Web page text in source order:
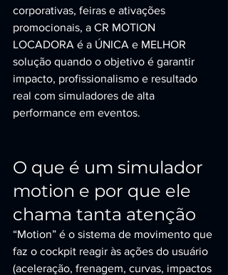
corporativas, feiras e ativações
promocionais, a CR MOTION
LOCADORA é a ÚNICA e MELHOR
solução quando o objetivo é garantir
impacto, profissionalismo e resultado
real com simuladores de alta
performance em eventos.
O que é um simulador
motion e por que ele
chama tanta atenção
“Motion” é o sistema de movimento que
faz o cockpit reagir às ações do usuário
(aceleração, frenagem, curvas, impactos